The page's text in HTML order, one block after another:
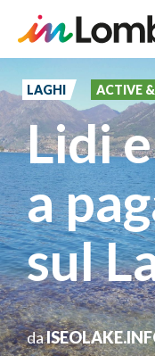
al
contenuto
principale
LAGHI ACTIVE
Lidi
a
sul
da